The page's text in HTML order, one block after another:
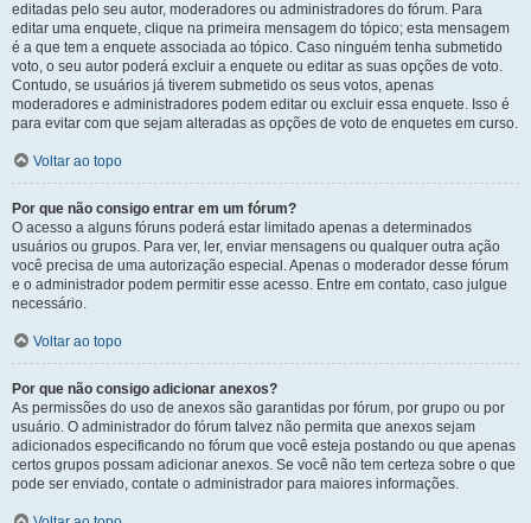
editadas pelo seu autor, moderadores ou administradores do fórum. Para
editar uma enquete, clique na primeira mensagem do tópico; esta mensagem
é a que tem a enquete associada ao tópico. Caso ninguém tenha submetido
voto, o seu autor poderá excluir a enquete ou editar as suas opções de voto.
Contudo, se usuários já tiverem submetido os seus votos, apenas
moderadores e administradores podem editar ou excluir essa enquete. Isso é
para evitar com que sejam alteradas as opções de voto de enquetes em curso.
Voltar ao topo
Por que não consigo entrar em um fórum?
O acesso a alguns fóruns poderá estar limitado apenas a determinados
usuários ou grupos. Para ver, ler, enviar mensagens ou qualquer outra ação
você precisa de uma autorização especial. Apenas o moderador desse fórum
e o administrador podem permitir esse acesso. Entre em contato, caso julgue
necessário.
Voltar ao topo
Por que não consigo adicionar anexos?
As permissões do uso de anexos são garantidas por fórum, por grupo ou por
usuário. O administrador do fórum talvez não permita que anexos sejam
adicionados especificando no fórum que você esteja postando ou que apenas
certos grupos possam adicionar anexos. Se você não tem certeza sobre o que
pode ser enviado, contate o administrador para maiores informações.